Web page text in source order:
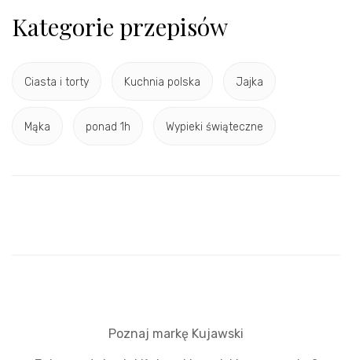
Kategorie przepisów
Ciasta i torty Kuchnia polska Jajka
Mąka ponad 1h Wypieki świąteczne
Poznaj markę Kujawski